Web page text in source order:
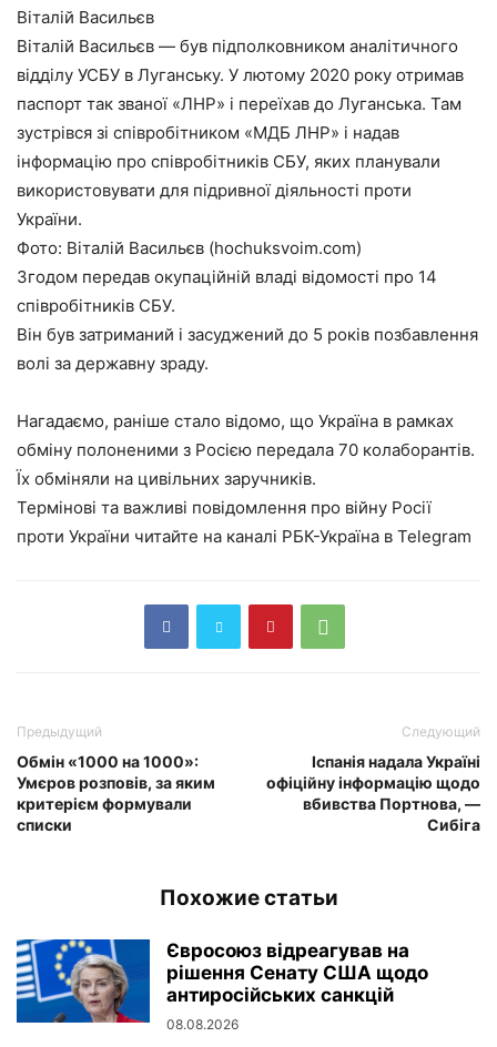
Віталій Васильєв
Віталій Васильєв — був підполковником аналітичного
відділу УСБУ в Луганську. У лютому 2020 року отримав
паспорт так званої «ЛНР» і переїхав до Луганська. Там
зустрівся зі співробітником «МДБ ЛНР» і надав
інформацію про співробітників СБУ, яких планували
використовувати для підривної діяльності проти
України.
Фото: Віталій Васильєв (hochuksvoim.com)
Згодом передав окупаційній владі відомості про 14
співробітників СБУ.
Він був затриманий і засуджений до 5 років позбавлення
волі за державну зраду.
Нагадаємо, раніше стало відомо, що Україна в рамках
обміну полоненими з Росією передала 70 колаборантів.
Їх обміняли на цивільних заручників.
Термінові та важливі повідомлення про війну Росії
проти України читайте на каналі РБК-Україна в Telegram
Предыдущий
Обмін «1000 на 1000»:
Умєров розповів, за яким
критерієм формували
списки
Следующий
Іспанія надала Україні
офіційну інформацію щодо
вбивства Портнова, —
Сибіга
Похожие статьи
Євросоюз відреагував на
рішення Сенату США щодо
антиросійських санкцій
08.08.2026